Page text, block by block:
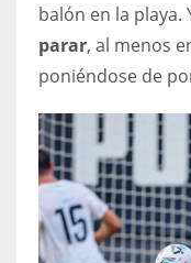
balón en la playa.
parar, al menos
poniéndose de